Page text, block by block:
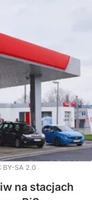
BY-SA 2.0
na stacjach